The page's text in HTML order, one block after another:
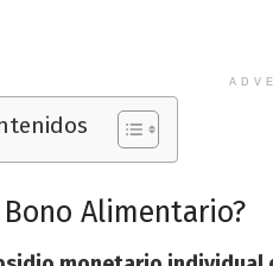
Bono Alimentario?